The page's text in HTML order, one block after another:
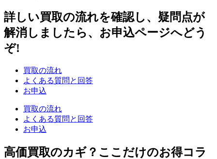
詳しい買取の流れを確認し、疑問点が
解消しましたら、お申込ページへどう
ぞ!
買取の流れ
よくある質問と回答
お申込
買取の流れ
よくある質問と回答
お申込
高価買取のカギ？ここだけのお得コラ